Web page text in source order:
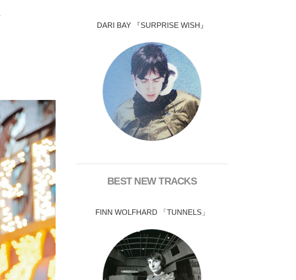
DARI BAY 『SURPRISE WISH』
BEST NEW TRACKS
FINN WOLFHARD 「TUNNELS」